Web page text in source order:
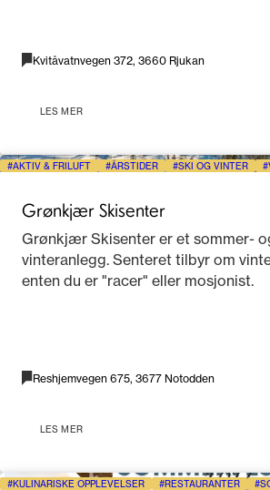
Kvitåvatnvegen 372, 3660 Rjukan
LES MER
AKTIV & FRILUFT ÅRSTIDER SKI OG VINTER
Grønkjær Skisenter
Grønkjær Skisenter er et sommer-
vinteranlegg. Senteret tilbyr om
enten du er "racer" eller mosjonist.
Reshjemvegen 675, 3677 Notodden
LES MER
KULINARISKE OPPLEVELSER RESTAURANTER